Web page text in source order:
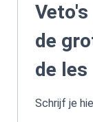
de
de les
Schrijf je